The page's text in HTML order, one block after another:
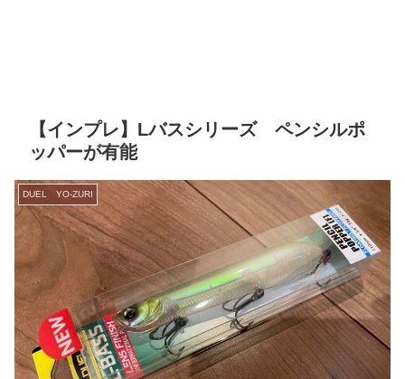
【インプレ】Lバスシリーズ ペンシルポ
ッパーが有能
DUEL YO-ZURI